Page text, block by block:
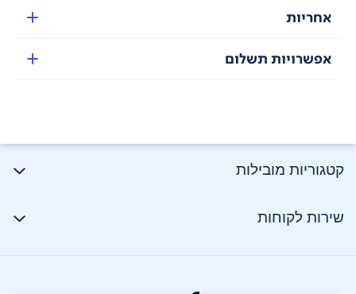
אחריות
אפשרויות תשלום
קטגוריות מובילות
שירות לקוחות